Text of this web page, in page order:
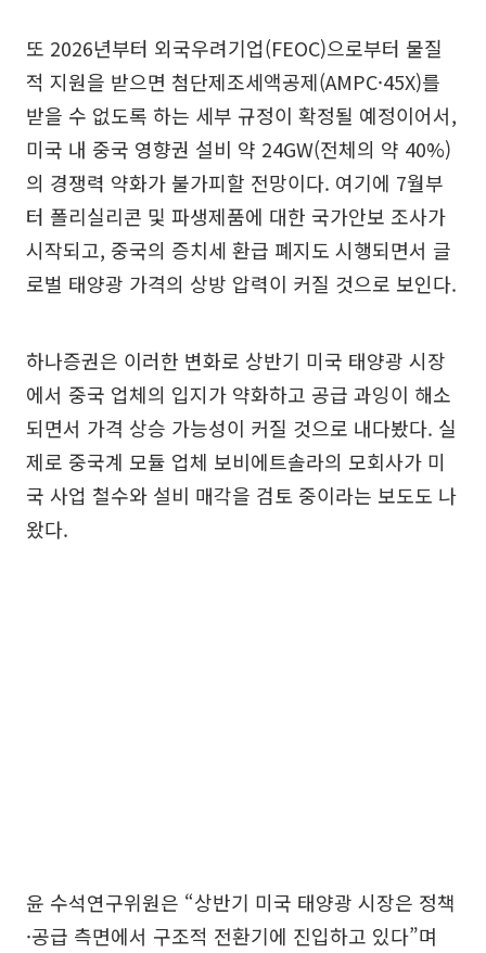
또 2026년부터 외국우려기업(FEOC)으로부터 물질
적 지원을 받으면 첨단제조세액공제(AMPC·45X)를
받을 수 없도록 하는 세부 규정이 확정될 예정이어서,
미국 내 중국 영향권 설비 약 24GW(전체의 약 40%)
의 경쟁력 약화가 불가피할 전망이다. 여기에 7월부
터 폴리실리콘 및 파생제품에 대한 국가안보 조사가
시작되고, 중국의 증치세 환급 폐지도 시행되면서 글
로벌 태양광 가격의 상방 압력이 커질 것으로 보인다.
하나증권은 이러한 변화로 상반기 미국 태양광 시장
에서 중국 업체의 입지가 약화하고 공급 과잉이 해소
되면서 가격 상승 가능성이 커질 것으로 내다봤다. 실
제로 중국계 모듈 업체 보비에트솔라의 모회사가 미
국 사업 철수와 설비 매각을 검토 중이라는 보도도 나
왔다.
윤 수석연구위원은 “상반기 미국 태양광 시장은 정책
·공급 측면에서 구조적 전환기에 진입하고 있다”며